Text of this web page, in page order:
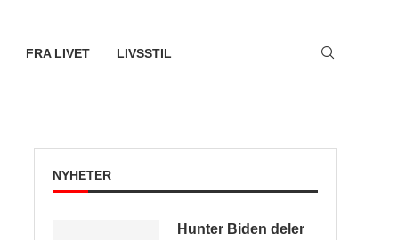
FRA LIVET LIVSSTIL
NYHETER
Hunter Biden deler